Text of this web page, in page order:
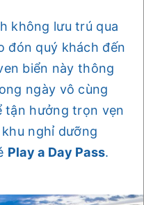
không lưu trú qua
đón quý khách đến
biển này thông
ngày vô cùng
tận hưởng trọn vẹn
nghỉ dưỡng
Play a Day Pass.